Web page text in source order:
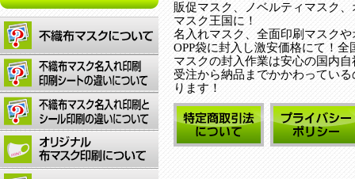
販促マスク、ノベルティマスク
マスク王国に！
名入れマスク、全面印刷マスク
OPP袋に封入し激安価格にて！
マスクの封入作業は安心の国内
受注から納品までかかわってい
ります！